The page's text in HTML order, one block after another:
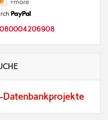
Datenbankprojekte